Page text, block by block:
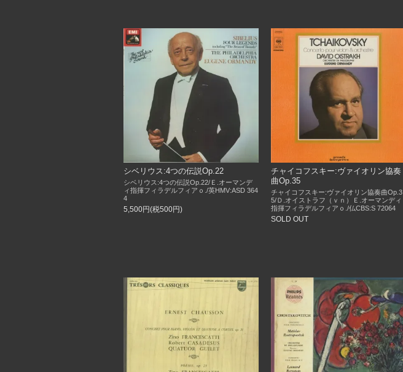
シベリウス:4つの伝説Op.22
シベリウス:4つの伝説Op.22/Ｅ.オーマンデ
ィ指揮フィラデルフィアｏ./英HMV:ASD 364
4
5,500円(税500円)
チャイコフスキー:ヴァイオリン協奏
曲Op.35
チャイコフスキー:ヴァイオリン協奏曲Op.3
5/Ｄ.オイストラフ（ｖｎ）Ｅ.オーマンディ
指揮フィラデルフィアｏ./仏CBS:S 72064
SOLD OUT